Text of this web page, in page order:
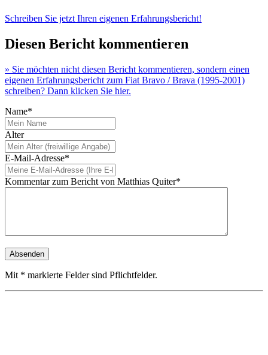
Schreiben Sie jetzt Ihren eigenen Erfahrungsbericht!
Diesen Bericht kommentieren
» Sie möchten nicht diesen Bericht kommentieren, sondern einen
eigenen Erfahrungsbericht zum Fiat Bravo / Brava (1995-2001)
schreiben? Dann klicken Sie hier.
Name*
Alter
E-Mail-Adresse*
Kommentar zum Bericht von Matthias Quiter*
Mit * markierte Felder sind Pflichtfelder.